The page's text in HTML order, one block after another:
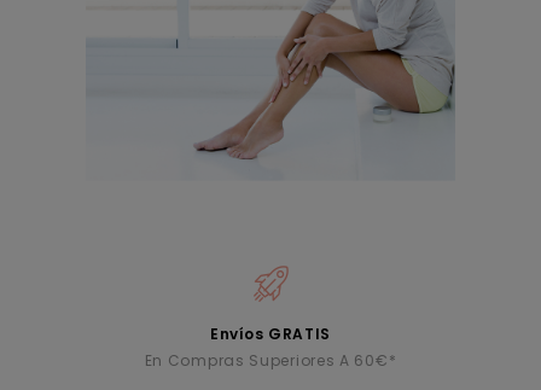
Envíos GRATIS
En Compras Superiores A 60€*